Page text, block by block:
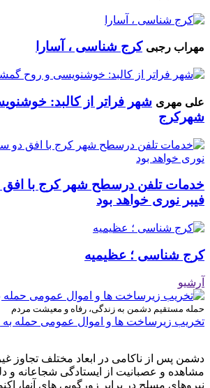
مهراب رجبی کرج شناسی ، آسارا
علی مهری شهر فراتر از کالبد:
شهرکرج
خدمات تلفن درسطح شهر کرج با افق
فیبر نوری خواهد بود
کرج شناسی ؛ عظیمیه
آرشیو
حمله مستقیم دشمن به زندگی، رفاه و معیشت مردم
تخریب زیرساخت ها و اموال عمومی حمله
دشمن پس از ناکامی در ابعاد مختلف تجاوز
مشاهده و عصبانیت از ایستادگی شجاعانه و
نیروهای مسلح در برابر زورگویی های آنها،